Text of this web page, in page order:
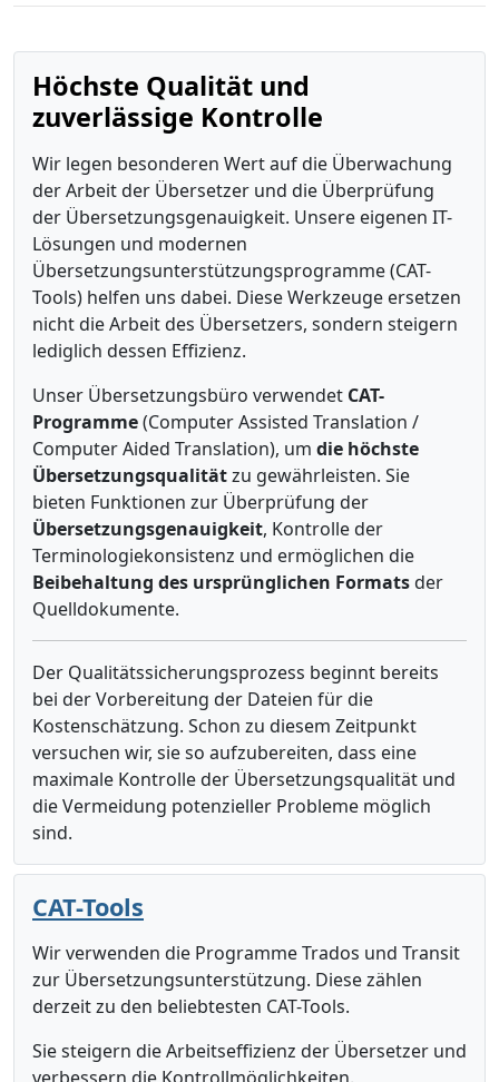
Höchste Qualität und
zuverlässige Kontrolle
Wir legen besonderen Wert auf die Überwachung
der Arbeit der Übersetzer und die Überprüfung
der Übersetzungsgenauigkeit. Unsere eigenen IT-
Lösungen und modernen
Übersetzungsunterstützungsprogramme (CAT-
Tools) helfen uns dabei. Diese Werkzeuge ersetzen
nicht die Arbeit des Übersetzers, sondern steigern
lediglich dessen Effizienz.
Unser Übersetzungsbüro verwendet CAT-
Programme(Computer Assisted Translation /
Computer Aided Translation), um die höchste
Übersetzungsqualitätzu gewährleisten. Sie
bieten Funktionen zur Überprüfung der
Übersetzungsgenauigkeit, Kontrolle der
Terminologiekonsistenz und ermöglichen die
Beibehaltung des ursprünglichen Formatsder
Quelldokumente.
Der Qualitätssicherungsprozess beginnt bereits
bei der Vorbereitung der Dateien für die
Kostenschätzung. Schon zu diesem Zeitpunkt
versuchen wir, sie so aufzubereiten, dass eine
maximale Kontrolle der Übersetzungsqualität und
die Vermeidung potenzieller Probleme möglich
sind.
CAT-Tools
Wir verwenden die Programme Trados und Transit
zur Übersetzungsunterstützung. Diese zählen
derzeit zu den beliebtesten CAT-Tools.
Sie steigern die Arbeitseffizienz der Übersetzer und